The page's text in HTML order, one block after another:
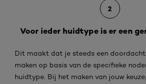
2
Voor ieder huidtype is er een
Dit maakt dat je steeds een
maken op basis van de specifieke
huidtype. Bij het maken van jouw